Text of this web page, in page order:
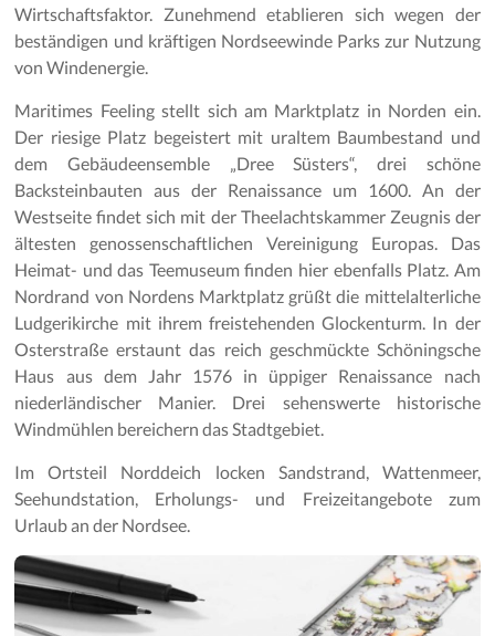
Wirtschaftsfaktor. Zunehmend etablieren sich wegen der
beständigen und kräftigen Nordseewinde Parks zur Nutzung
von Windenergie.
Maritimes Feeling stellt sich am Marktplatz in Norden ein.
Der riesige Platz begeistert mit uraltem Baumbestand und
dem Gebäudeensemble „Dree Süsters“, drei schöne
Backsteinbauten aus der Renaissance um 1600. An der
Westseite findet sich mit der Theelachtskammer Zeugnis der
ältesten genossenschaftlichen Vereinigung Europas. Das
Heimat- und das Teemuseum finden hier ebenfalls Platz. Am
Nordrand von Nordens Marktplatz grüßt die mittelalterliche
Ludgerikirche mit ihrem freistehenden Glockenturm. In der
Osterstraße erstaunt das reich geschmückte Schöningsche
Haus aus dem Jahr 1576 in üppiger Renaissance nach
niederländischer Manier. Drei sehenswerte historische
Windmühlen bereichern das Stadtgebiet.
Im Ortsteil Norddeich locken Sandstrand, Wattenmeer,
Seehundstation, Erholungs- und Freizeitangebote zum
Urlaub an der Nordsee.